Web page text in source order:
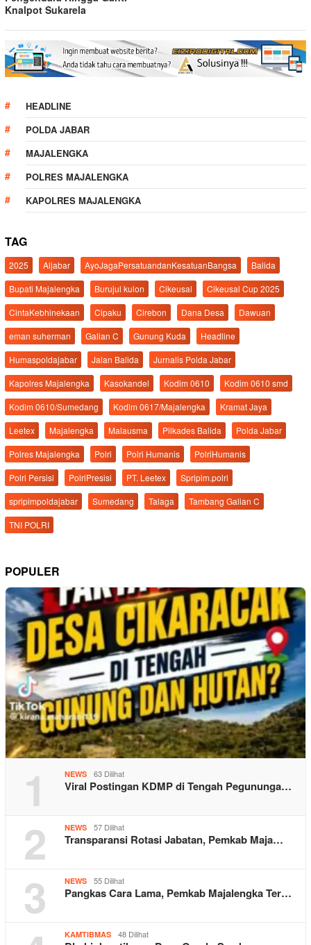
Knalpot Sukarela
HEADLINE
POLDA JABAR
MAJALENGKA
POLRES MAJALENGKA
KAPOLRES MAJALENGKA
TAG
2025 Aljabar AyoJagaPersatuandanKesatuanBangsa
Balida
Bupati Majalengka
Burujul kulon Cikeusal
Cikeusal Cup 2025
CintaKebhinekaan
Cipaku Cirebon Dana Desa
Dawuan
eman suherman
Galian C Gunung Kuda
Headline
Humaspoldajabar
Jalan Balida
Jurnalis Polda Jabar
Kapolres Majalengka
Kasokandel Kodim 0610
Kodim 0610 smd
Kodim 0610/Sumedang
Kodim 0617/Majalengka
Kramat Jaya
Leetex
Majalengka Malausma Pilkades Balida
Polda Jabar
Polres Majalengka
Polri Polri Humanis
PolriHumanis
Polri Persisi
PolriPresisi PT. Leetex
Spripim.polri
spripimpoldajabar
Sumedang Talaga
Tambang Galian C
TNI POLRI
POPULER
1 NEWS 63 Dilihat
Viral Postingan KDMP di Tengah Pegununga…
2 NEWS 57 Dilihat
Transparansi Rotasi Jabatan, Pemkab Maja…
3 NEWS 55 Dilihat
Pangkas Cara Lama, Pemkab Majalengka Ter…
KAMTIBMAS 48 Dilihat